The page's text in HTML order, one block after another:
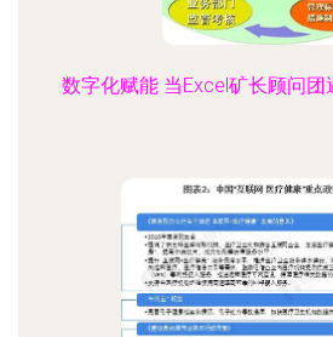
数字化赋能 当Excel矿长顾问